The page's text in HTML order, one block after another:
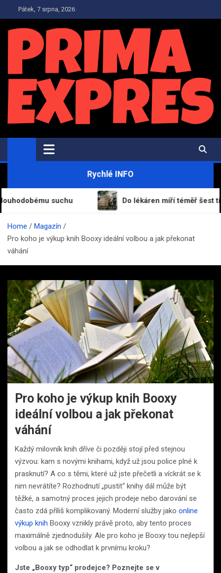
to
content
Pátek, 7 srpna, 2026
PrimaExpres.cz
Informační magazín a novinky
Rychlé INFO
suchu Do lékáren míří téměř šest tisíc
Home
Magazín
Pro koho je výkup knih Booxy ideální volbou a jak překonat
váhání
Pro koho je výkup knih Booxy
ideální volbou a jak překonat
váhání
Každý milovník knih dříve či později stojí před stejnou
výzvou: kam s novými knihami, když už jsou police plné k
prasknutí? A co s těmi, které už jste přečetli a víckrát se k
nim nevrátíte? Rozhodnutí „pustit“ knihy dál může být
těžké, a samotný proces jejich prodeje nebo darování se
často zdá příliš komplikovaný. Moderní služby jako online
výkup knih Booxy vznikly právě proto, aby tento proces
maximálně zjednodušily. Ale pro koho je Booxy tou nejlepší
volbou a jak se odhodlat k prvnímu kroku?
Jste „Booxy typ“ prodejce? Poznejte se v